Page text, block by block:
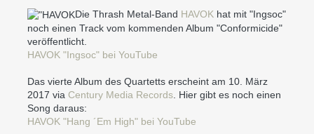
Die Thrash Metal-Band HAVOK hat mit "Ingsoc"
noch einen Track vom kommenden Album "Conformicide"
veröffentlicht.
HAVOK "Ingsoc" bei YouTube
Das vierte Album des Quartetts erscheint am 10. März
2017 via Century Media Records . Hier gibt es noch einen
Song daraus:
HAVOK "Hang ´Em High" bei YouTube